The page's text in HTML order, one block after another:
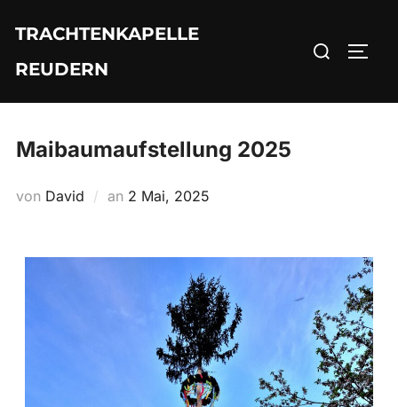
TRACHTENKAPELLE
REUDERN
Maibaumaufstellung 2025
von David an 2 Mai, 2025